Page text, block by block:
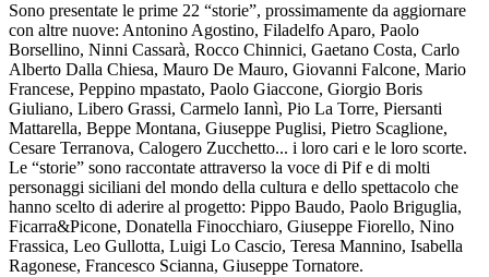
Sono presentate le prime 22 “storie”, prossimamente da aggiornare
con altre nuove: Antonino Agostino, Filadelfo Aparo, Paolo
Borsellino, Ninni Cassarà, Rocco Chinnici, Gaetano Costa, Carlo
Alberto Dalla Chiesa, Mauro De Mauro, Giovanni Falcone, Mario
Francese, Peppino mpastato, Paolo Giaccone, Giorgio Boris
Giuliano, Libero Grassi, Carmelo Iannì, Pio La Torre, Piersanti
Mattarella, Beppe Montana, Giuseppe Puglisi, Pietro Scaglione,
Cesare Terranova, Calogero Zucchetto... i loro cari e le loro scorte.
Le “storie” sono raccontate attraverso la voce di Pif e di molti
personaggi siciliani del mondo della cultura e dello spettacolo che
hanno scelto di aderire al progetto: Pippo Baudo, Paolo Briguglia,
Ficarra&Picone, Donatella Finocchiaro, Giuseppe Fiorello, Nino
Frassica, Leo Gullotta, Luigi Lo Cascio, Teresa Mannino, Isabella
Ragonese, Francesco Scianna, Giuseppe Tornatore.